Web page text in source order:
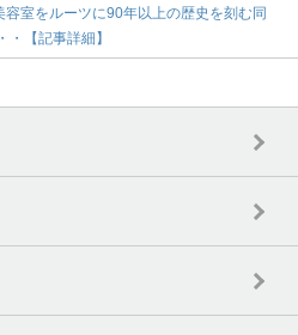
容室をルーツに90年以上の歴史を刻む同
【記事詳細】